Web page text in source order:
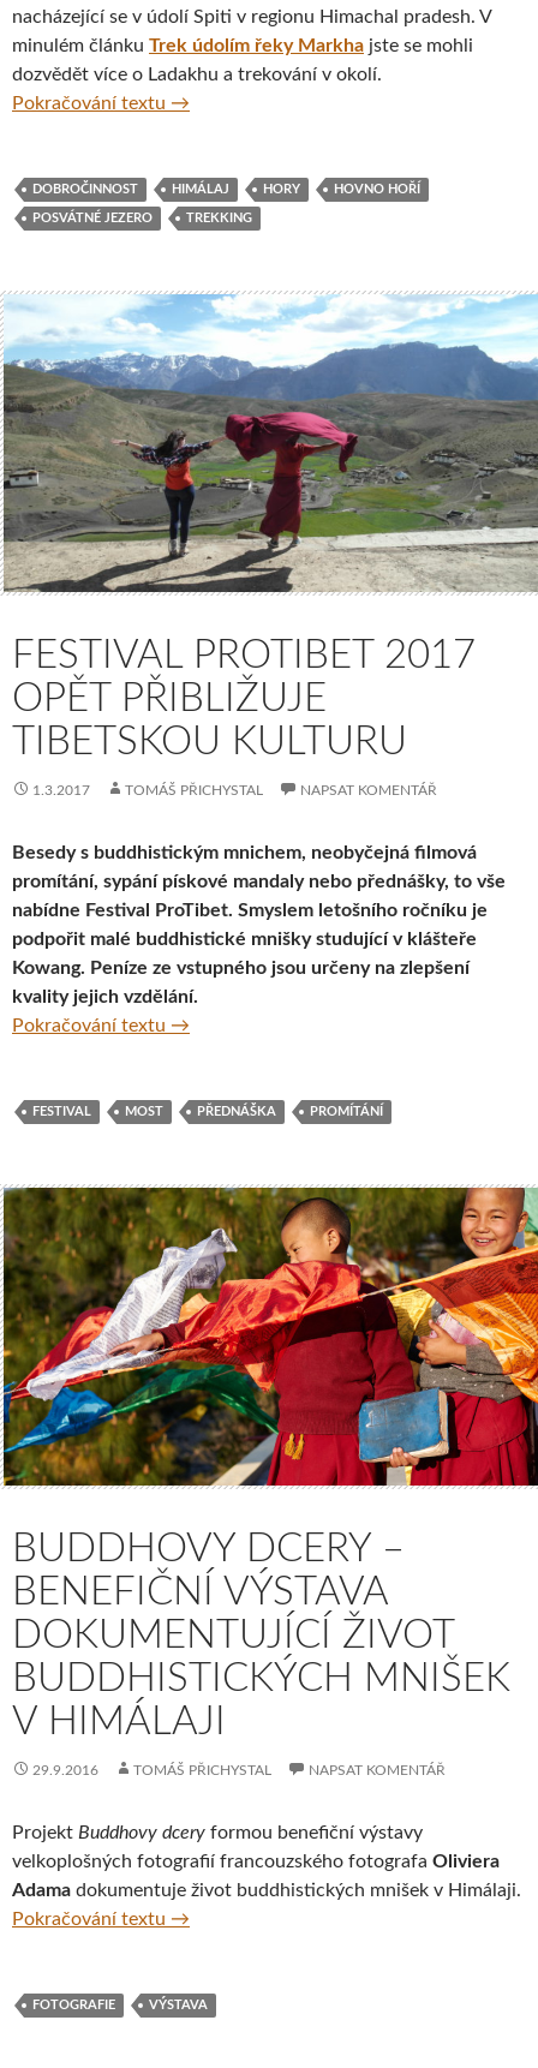
nacházející se v údolí Spiti v regionu Himachal pradesh. V
minulém článku Trek údolím řeky Markha jste se mohli
dozvědět více o Ladakhu a trekování v okolí.
Pokračování textu Trek od posvátného jezera Tso Moriri do
→
DOBROČINNOST HIMÁLAJ HORY HOVNO HOŘÍ
POSVÁTNÉ JEZERO TREKKING
FESTIVAL PROTIBET 2017
OPĚT PŘIBLIŽUJE
TIBETSKOU KULTURU
1.3.2017 TOMÁŠ PŘICHYSTAL NAPSAT KOMENTÁŘ
Besedy s buddhistickým mnichem, neobyčejná filmová
promítání, sypání pískové mandaly nebo přednášky, to vše
nabídne Festival ProTibet. Smyslem letošního ročníku je
podpořit malé buddhistické mnišky studující v klášteře
Kowang. Peníze ze vstupného jsou určeny na zlepšení
kvality jejich vzdělání.
Pokračování textu Festival ProTibet 2017 opět přibližuje
→
FESTIVAL MOST PŘEDNÁŠKA PROMÍTÁNÍ
BUDDHOVY DCERY –
BENEFIČNÍ VÝSTAVA
DOKUMENTUJÍCÍ ŽIVOT
BUDDHISTICKÝCH MNIŠEK
V HIMÁLAJI
29.9.2016 TOMÁŠ PŘICHYSTAL NAPSAT KOMENTÁŘ
Projekt Buddhovy dcery formou benefiční výstavy
velkoplošných fotografií francouzského fotografa Oliviera
Adama dokumentuje život buddhistických mnišek v Himálaji.
Pokračování textu Buddhovy dcery – benefiční výstava
→
FOTOGRAFIE VÝSTAVA